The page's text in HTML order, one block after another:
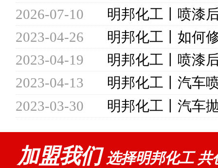
2026-07-10
2023-04-26
2023-04-19
2023-04-13
2023-03-30
加盟我们 选择明邦化工 共